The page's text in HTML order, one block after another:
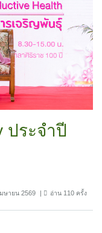
ประจำปี
มษายน 2569 อ่าน 110 ครั้ง